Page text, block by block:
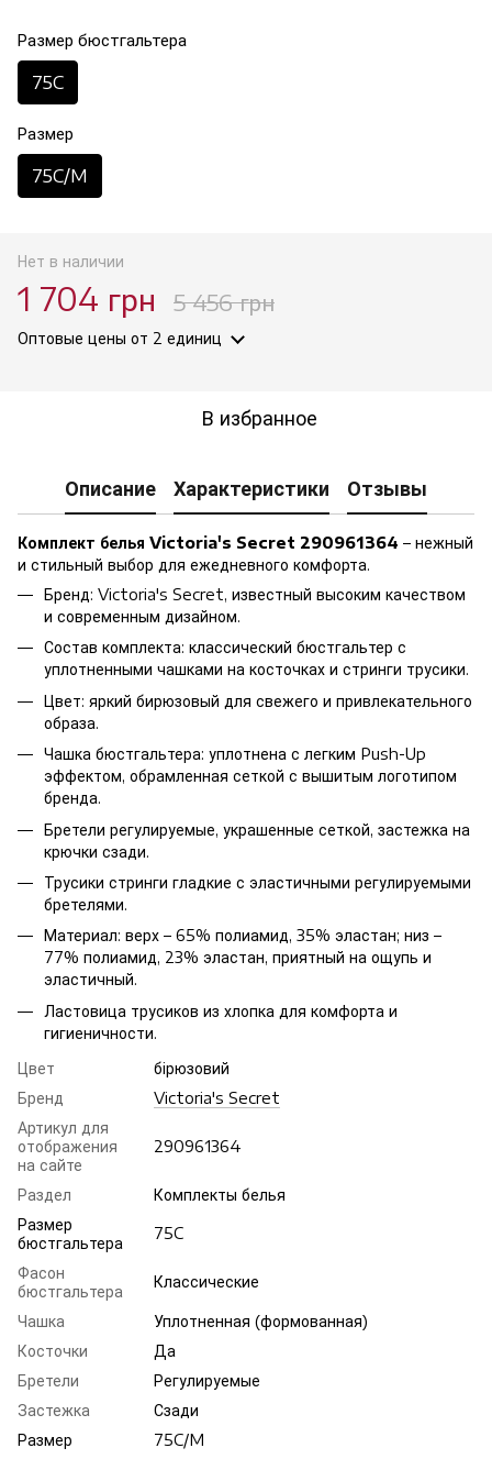
Размер бюстгальтера
75C
Размер
75C/M
Нет в наличии
1 704 грн 5 456 грн
Оптовые цены от 2 единиц
В избранное
Описание Характеристики Отзывы
Комплект белья Victoria's Secret 290961364 – нежный
и стильный выбор для ежедневного комфорта.
Бренд: Victoria's Secret, известный высоким качеством
и современным дизайном.
Состав комплекта: классический бюстгальтер с
уплотненными чашками на косточках и стринги трусики.
Цвет: яркий бирюзовый для свежего и привлекательного
образа.
Чашка бюстгальтера: уплотнена с легким Push-Up
эффектом, обрамленная сеткой с вышитым логотипом
бренда.
Бретели регулируемые, украшенные сеткой, застежка на
крючки сзади.
Трусики стринги гладкие с эластичными регулируемыми
бретелями.
Материал: верх – 65% полиамид, 35% эластан; низ –
77% полиамид, 23% эластан, приятный на ощупь и
эластичный.
Ластовица трусиков из хлопка для комфорта и
гигиеничности.
Цвет
бірюзовий
Бренд
Victoria's Secret
Артикул для
отображения
на сайте
290961364
Раздел
Комплекты белья
Размер
бюстгальтера
75C
Фасон
бюстгальтера
Классические
Чашка
Уплотненная (формованная)
Косточки
Да
Бретели
Регулируемые
Застежка
Сзади
Размер
75C/M